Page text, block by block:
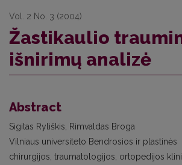
Vol. 2 No. 3 (2004)
Žastikaulio
išnirimų analizė
Abstract
Sigitas Ryliškis, Rimvaldas Broga
Vilniaus universiteto Bendrosios ir plastinės
chirurgijos, traumatologijos, ortopedijos